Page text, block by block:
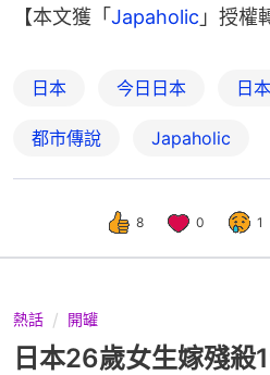
【本文獲「Japaholic 」授權
日本 今日日本 日
都市傳說 Japaholic
8 0 1
熱話 開罐
日本26歲女生嫁殘